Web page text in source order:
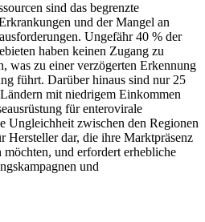
sind das begrenzte
und der Mangel an
Ungefähr 40 % der
haben keinen Zugang zu
was zu einer verzögerten Erkennung
führt. Darüber hinaus sind nur 25
mit niedrigem Einkommen
für enterovirale
Ungleichheit zwischen den Regionen
Hersteller dar, die ihre Marktpräsenz
möchten, und erfordert erhebliche
und